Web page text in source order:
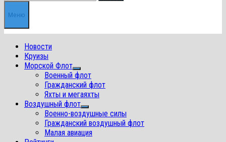
Меню
Новости
Круизы
Морской Флот
Показать
подменю
Военный флот
Гражданский флот
Яхты и мегаяхты
Воздушный флот
Показать
подменю
Военно-воздушные силы
Гражданский воздушный флот
Малая авиация